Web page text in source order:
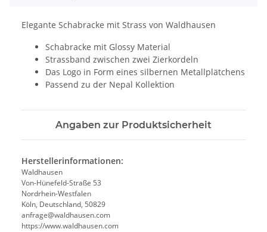
Elegante Schabracke mit Strass von Waldhausen
Schabracke mit Glossy Material
Strassband zwischen zwei Zierkordeln
Das Logo in Form eines silbernen Metallplätchens
Passend zu der Nepal Kollektion
Angaben zur Produktsicherheit
Herstellerinformationen:
Waldhausen
Von-Hünefeld-Straße 53
Nordrhein-Westfalen
Köln, Deutschland, 50829
anfrage@waldhausen.com
https://www.waldhausen.com